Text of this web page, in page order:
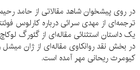
در روی پیشخوان شاهد مقالاتی از حامد
ترجمه‌ای از مهدی سرائی درباره کارلوس
یک داستان استثنائی مقاله‌ای از گئورگ
در بخش نقد روانکاوی مقاله‌ای از ژان میشل
کیومرث ریحانی مهر آمده است.